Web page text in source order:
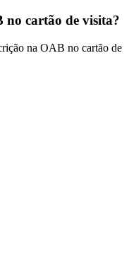
no cartão de visita?
na OAB no cartão de